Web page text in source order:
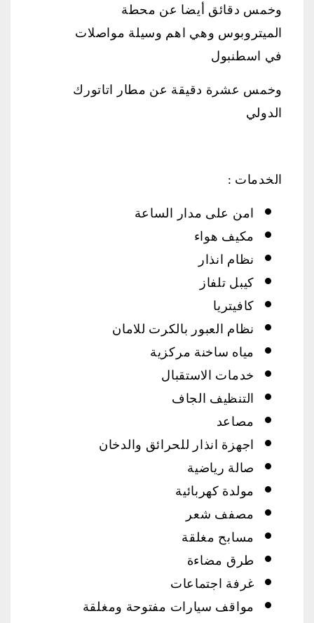
وخمس دقائق أيضا عن محطة
الميتروبوس وهي اهم وسيلة مواصلات
في اسطنبول
وخمس عشرة دقيقة عن مطار اتاتورك
الدولي
الخدمات :
امن على مدار الساعة
مكيف هواء
نظام انذار
كيبل تلفاز
كافيتريا
نظام العبور بالكرت للامان
مياه ساخنة مركزية
خدمات الاستقبال
التنظيف الجاف
مصاعد
اجهزة انذار للحرائق والدخان
صالة رياضية
مولدة كهربائية
مصفف شعر
مسابح مغلقة
طرق مضاءة
غرفة اجتماعات
مواقف سيارات مفتوحة ومغلقة